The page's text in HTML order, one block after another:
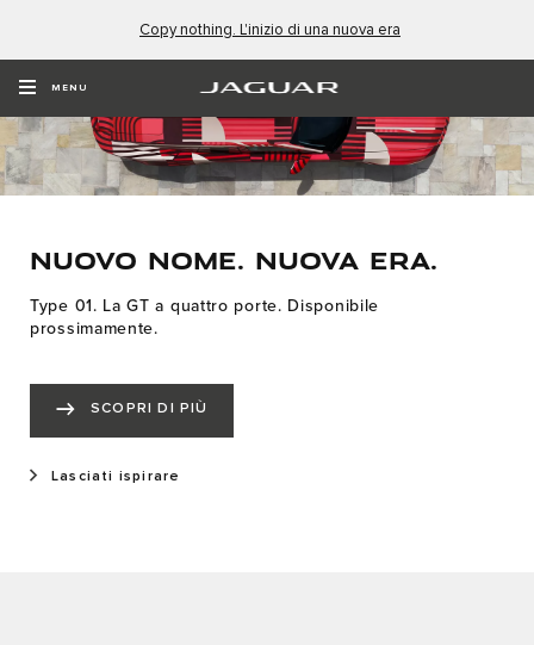
Copy nothing. L'inizio di una nuova era
MENU
NUOVO NOME. NUOVA ERA.
Type 01. La GT a quattro porte. Disponibile
prossimamente.
SCOPRI DI PIÙ
Lasciati ispirare